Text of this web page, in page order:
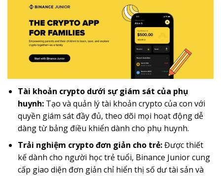
Tài khoản crypto dưới sự giám sát của phụ
huynh:Tạo và quản lý tài khoản crypto của con với
quyền giám sát đầy đủ, theo dõi mọi hoạt động dễ
dàng từ bảng điều khiển dành cho phụ huynh.
Trải nghiệm crypto đơn giản cho trẻ:Được thiết
kế dành cho người học trẻ tuổi, Binance Junior cung
cấp giao diện đơn giản chỉ hiển thị số dư tài sản và